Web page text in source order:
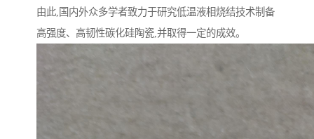
由此,国内外众多学者致力于研究低温液相烧结技术制备
高强度、高韧性碳化硅陶瓷,并取得一定的成效。